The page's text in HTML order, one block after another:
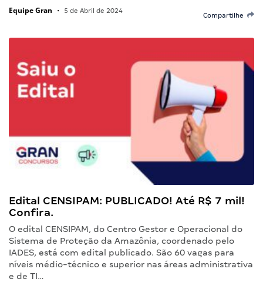
Equipe Gran • 5 de Abril de 2024
Compartilhe
Edital CENSIPAM: PUBLICADO! Até R$ 7 mil!
Confira.
O edital CENSIPAM, do Centro Gestor e Operacional do
Sistema de Proteção da Amazônia, coordenado pelo
IADES, está com edital publicado. São 60 vagas para
níveis médio-técnico e superior nas áreas administrativa
e de TI…